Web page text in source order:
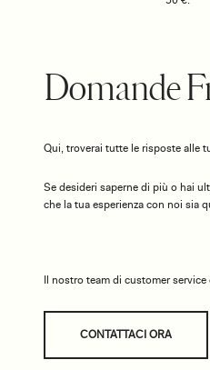
Domande
Qui, troverai tutte le risposte alle
Se desideri saperne di più o hai
che la tua esperienza con noi sia
Il nostro team di customer
CONTATTACI ORA